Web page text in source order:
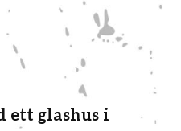
ett glashus i